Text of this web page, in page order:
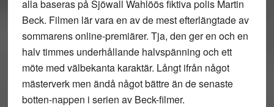
alla baseras på Sjöwall Wahlöös fiktiva polis Martin
Beck. Filmen lär vara en av de mest efterlängtade av
sommarens online-premiärer. Tja, den ger en och en
halv timmes underhållande halvspänning och ett
möte med välbekanta karaktär. Långt ifrån något
mästerverk men ändå något bättre än de senaste
botten-nappen i serien av Beck-filmer.